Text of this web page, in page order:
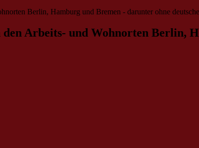
Berlin, Hamburg und Bremen - darunter ohne
Arbeits- und Wohnorten Berlin,